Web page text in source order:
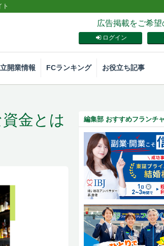
広告掲載をご希
ログイン
開業情報 FCランキング お役立ち記事
金とは 編集部 おすすめフランチ